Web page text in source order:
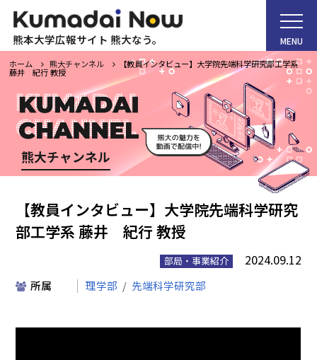
熊本大学広報サイト 熊大なう。
ホーム 熊大チャンネル 【教員インタビュー】大学院先端科学研究部工学系
藤井 紀行 教授
熊大チャンネル
【教員インタビュー】大学院先端科学研究
部工学系 藤井 紀行 教授
部局・事業紹介 2024.09.12
所属 理学部 先端科学研究部
MENU
ホーム
Kumadai Now（熊大なう。）とは
熊大タイムズ
熊大チャンネル